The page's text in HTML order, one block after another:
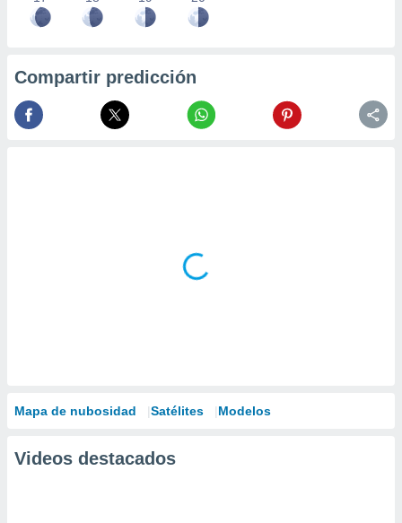
Compartir predicción
Mapa de nubosidad Satélites Modelos
Videos destacados